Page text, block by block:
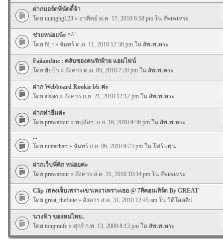
ฝากบอร์ดพี่นัตตี้จ้า
โดย nutngng123 » อาทิตย์ ต.ค. 17, 2010 6:58 pm ใน สัพเพเหระ
ช่วยหน่อยน้ะ ^^'
โดย N_t » จันทร์ ต.ค. 11, 2010 12:36 pm ใน สัพเพเหระ
Faiiamfine : คลับของคนรักฝ้าย แอมไฟน์
โดย ยัยบ้า » อังคาร ต.ค. 05, 2010 7:20 pm ใน สัพเพเหระ
ฝาก Webboard Rookie bb ค่ะ
โดย aisato » อังคาร ก.ย. 21, 2010 12:12 pm ใน สัพเพเหระ
ฝากทำธีมค่ะ
โดย prawafour » พฤหัสฯ. ก.ย. 16, 2010 9:36 pm ใน สัพเพเหระ
...
โดย nuttachart » จันทร์ ก.ย. 06, 2010 9:23 pm ใน โฟร์แฟน
ฝากเว็บพี่คิก หน่อยค่ะ
โดย prawafour » อังคาร ส.ค. 31, 2010 10:34 pm ใน สัพเพเหระ
Clip เพลงเจ็บเพราะเขาเหงาเพราะเธอ @ 7สีคอนเสิร์ต By GREAT
โดย great_theflute » อังคาร ส.ค. 31, 2010 12:45 am ใน วีดีโอคลิป
นางฟ้า ของคนไทย..
โดย tongmufc » ศุกร์ ก.พ. 13, 2009 8:13 pm ใน สัพเพเหระ